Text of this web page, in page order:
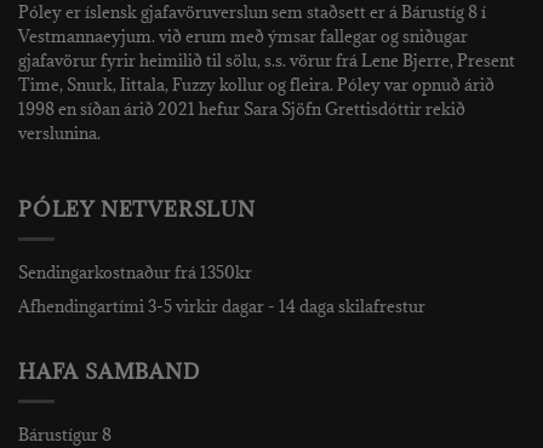
Póley er íslensk gjafavöruverslun sem staðsett er á Bárustíg 8 í
Vestmannaeyjum. við erum með ýmsar fallegar og sniðugar
gjafavörur fyrir heimilið til sölu, s.s. vörur frá Lene Bjerre, Present
Time, Snurk, Iittala, Fuzzy kollur og fleira. Póley var opnuð árið
1998 en síðan árið 2021 hefur Sara Sjöfn Grettisdóttir rekið
verslunina.
PÓLEY NETVERSLUN
Sendingarkostnaður frá 1350kr
Afhendingartími 3-5 virkir dagar - 14 daga skilafrestur
HAFA SAMBAND
Bárustígur 8